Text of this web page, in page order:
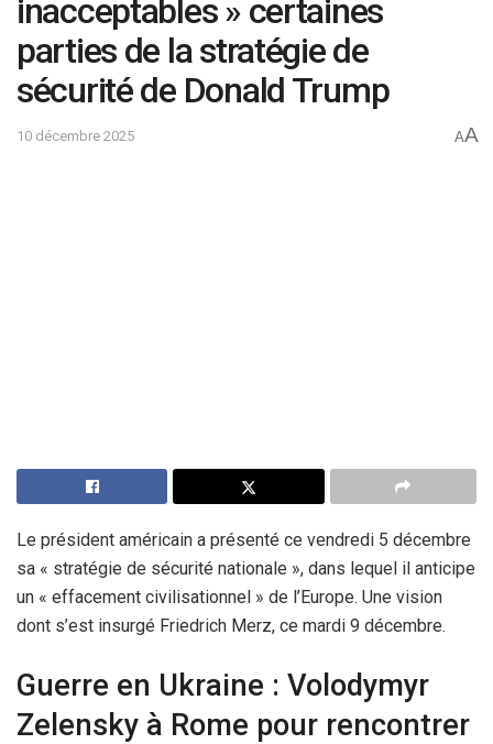
inacceptables » certaines
parties de la stratégie de
sécurité de Donald Trump
10 décembre 2025 AA
Le président américain a présenté ce vendredi 5 décembre
sa « stratégie de sécurité nationale », dans lequel il anticipe
un « effacement civilisationnel » de l’Europe. Une vision
dont s’est insurgé Friedrich Merz, ce mardi 9 décembre.
Guerre en Ukraine : Volodymyr
Zelensky à Rome pour rencontrer